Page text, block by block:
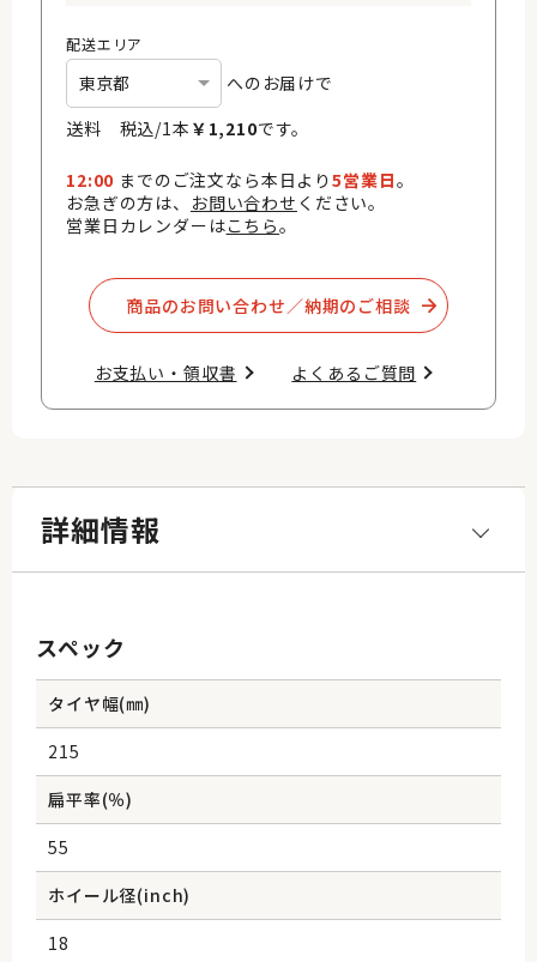
配送エリア
へのお届けで
送料 税込/1本 ￥ 1,210です。
12:00 までのご注文なら本日より5営業日。
お急ぎの方は、 お問い合わせ ください。
営業日カレンダーはこちら。
商品のお問い合わせ／納期のご相談​
お支払い・領収書​ よくあるご質問​
詳細情報
スペック
タイヤ幅(㎜)
215
扁平率(％)
55
ホイール径(inch)
18